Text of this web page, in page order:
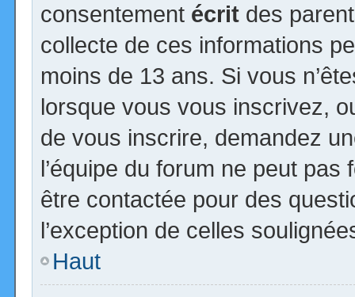
consentement écrit des
collecte de ces informations
moins de 13 ans. Si vous
lorsque vous vous inscrivez,
de vous inscrire, demandez
l’équipe du forum ne peut
être contactée pour des
l’exception de celles
Haut